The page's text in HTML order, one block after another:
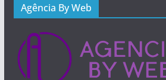
Agência By Web